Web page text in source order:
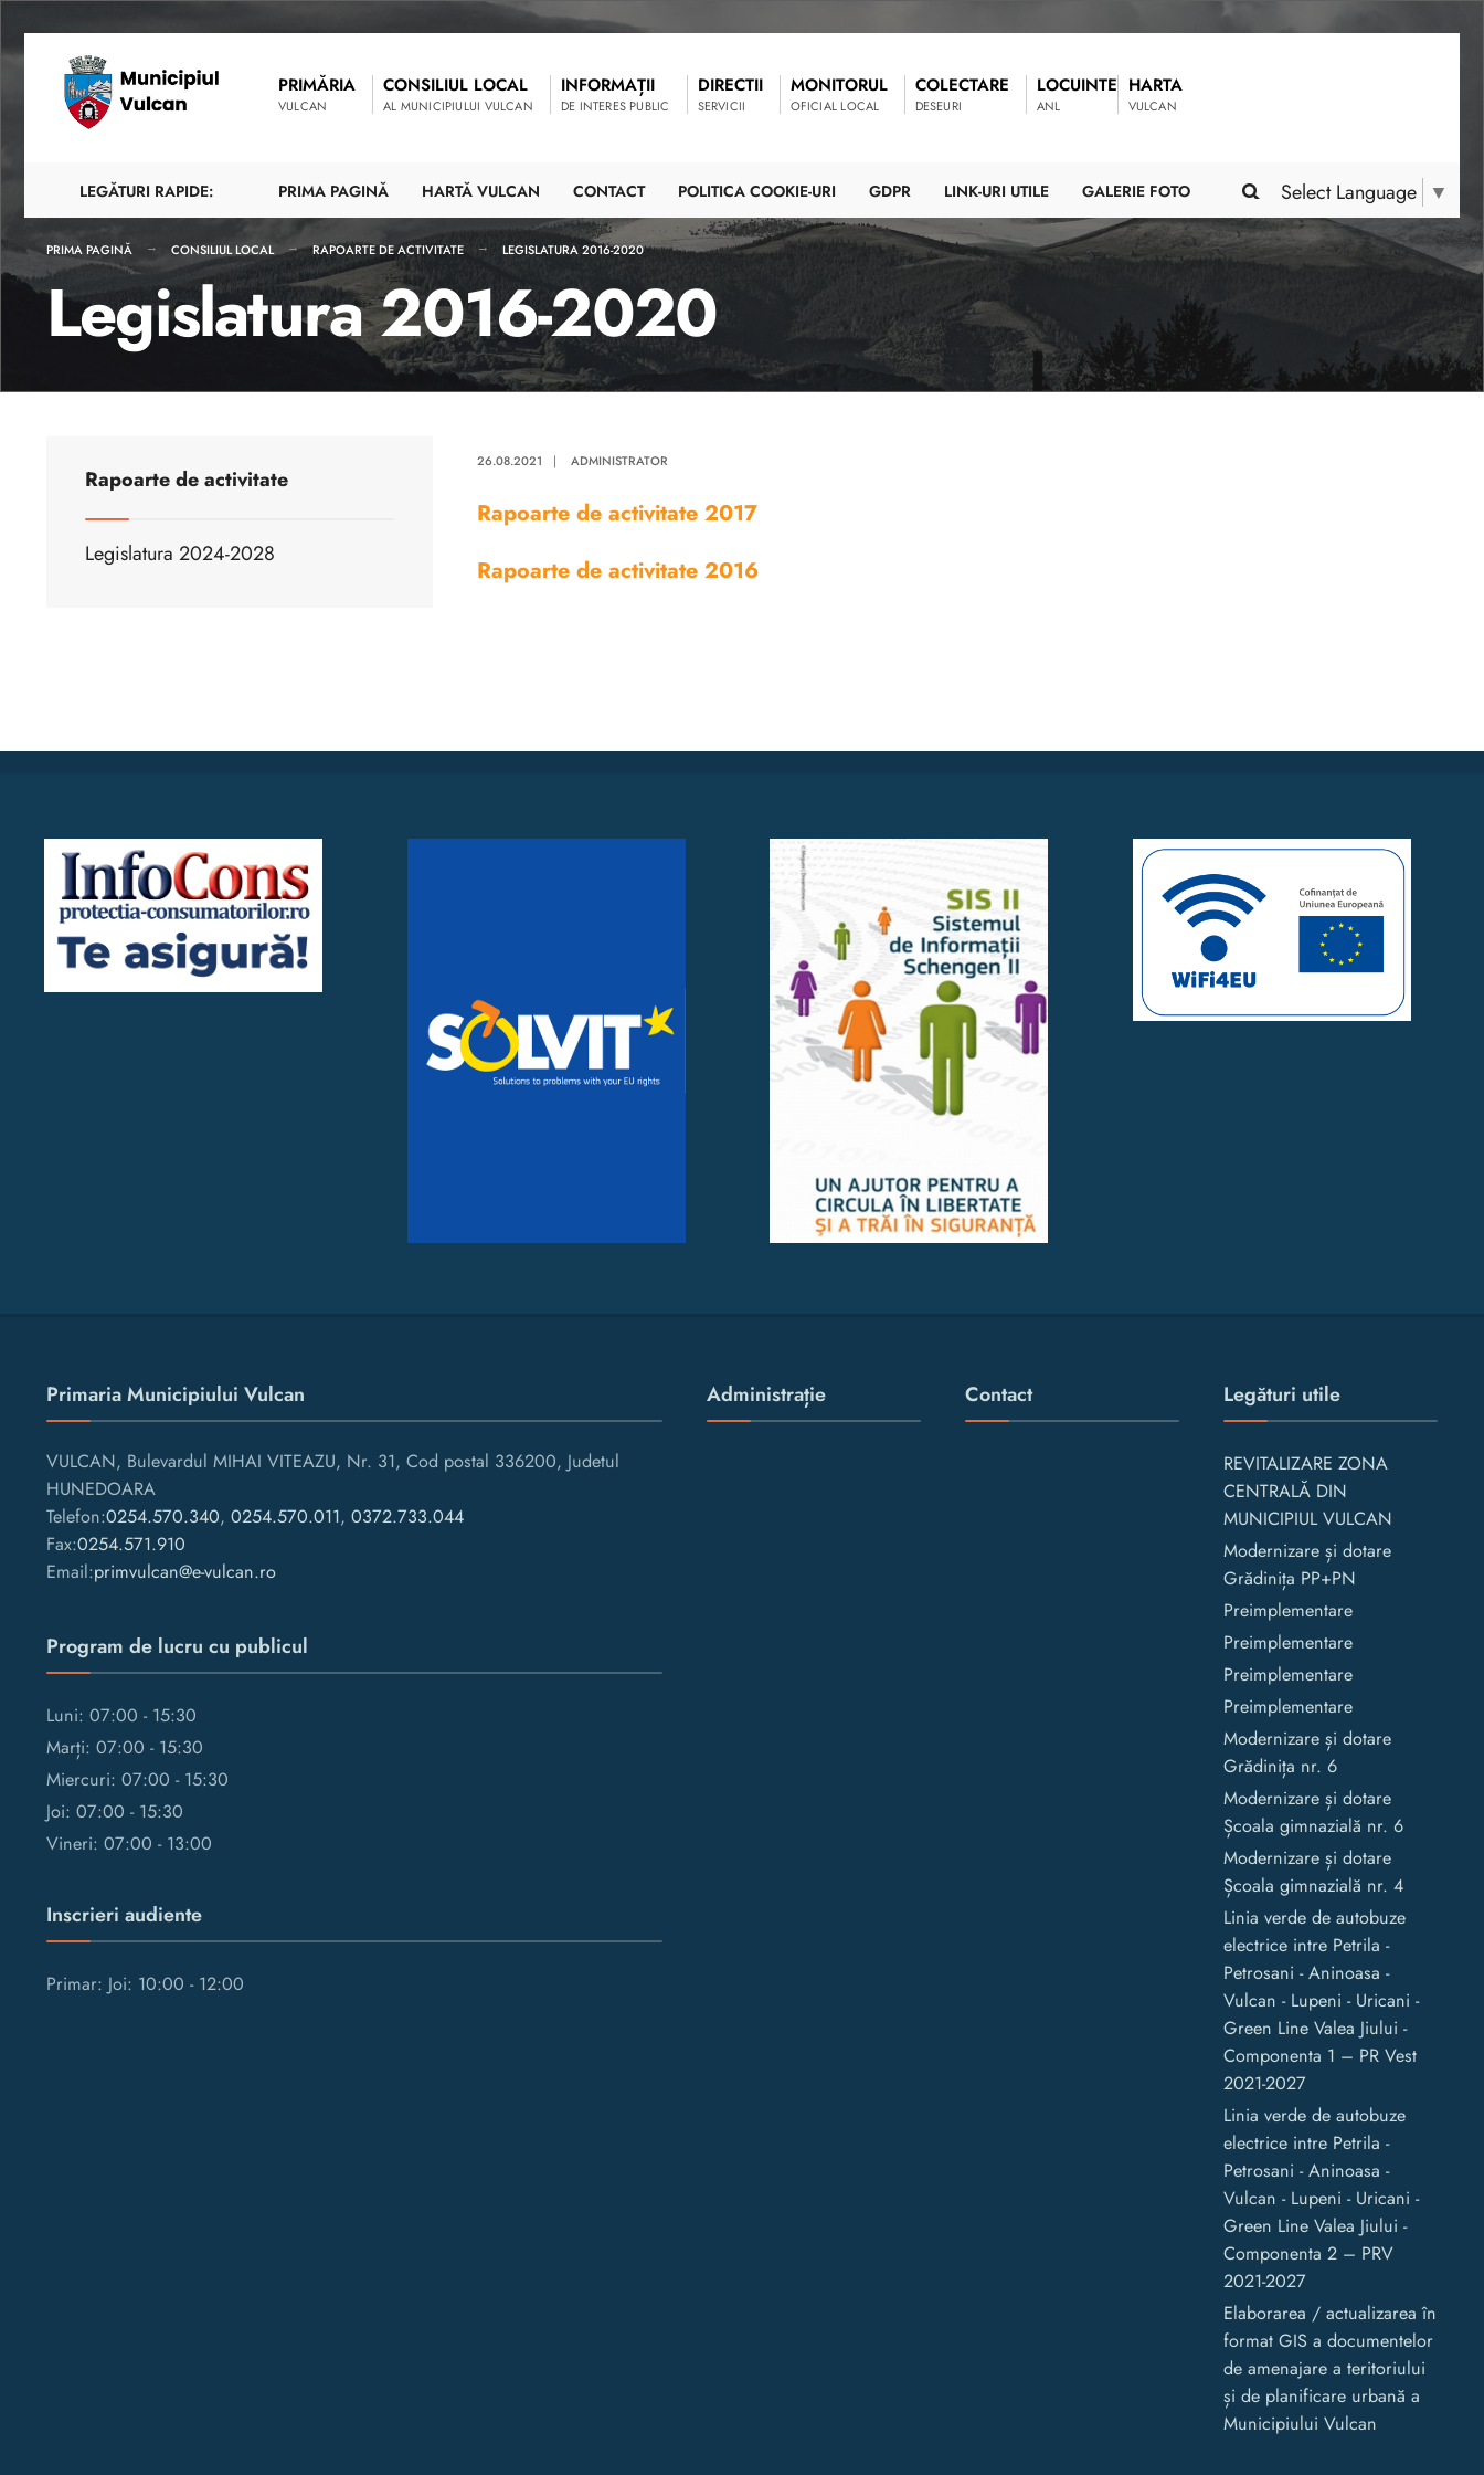
PRIMĂRIA
VULCAN
CONSILIUL LOCAL
AL MUNICIPIULUI VULCAN
INFORMAȚII
DE INTERES PUBLIC
DIRECTII
SERVICII
MONITORUL
OFICIAL LOCAL
COLECTARE
DESEURI
LOCUINTE
ANL
HARTA
VULCAN
Select Language ▼
LEGĂTURI RAPIDE: PRIMA PAGINĂ HARTĂ VULCAN CONTACT POLITICA COOKIE-URI GDPR LINK-URI UTILE GALERIE FOTO
PRIMA PAGINĂ CONSILIUL LOCAL RAPOARTE DE ACTIVITATE LEGISLATURA 2016-2020
Legislatura 2016-2020
26.08.2021 | ADMINISTRATOR
Rapoarte de activitate 2017
Rapoarte de activitate 2016
Rapoarte de activitate
Legislatura 2024-2028
Primaria Municipiului Vulcan
VULCAN, Bulevardul MIHAI VITEAZU, Nr. 31, Cod postal 336200, Judetul
HUNEDOARA
Telefon:0254.570.340, 0254.570.011, 0372.733.044
Fax:0254.571.910
Email:primvulcan@e-vulcan.ro
Program de lucru cu publicul
Luni: 07:00 - 15:30
Marți: 07:00 - 15:30
Miercuri: 07:00 - 15:30
Joi: 07:00 - 15:30
Vineri: 07:00 - 13:00
Inscrieri audiente
Primar: Joi: 10:00 - 12:00
Administrație Contact Legături utile
REVITALIZARE ZONA
CENTRALĂ DIN
MUNICIPIUL VULCAN
Modernizare și dotare
Grădinița PP+PN
Preimplementare
Preimplementare
Preimplementare
Preimplementare
Modernizare și dotare
Grădinița nr. 6
Modernizare și dotare
Școala gimnazială nr. 6
Modernizare și dotare
Școala gimnazială nr. 4
Linia verde de autobuze
electrice intre Petrila -
Petrosani - Aninoasa -
Vulcan - Lupeni - Uricani -
Green Line Valea Jiului -
Componenta 1 – PR Vest
2021-2027
Linia verde de autobuze
electrice intre Petrila -
Petrosani - Aninoasa -
Vulcan - Lupeni - Uricani -
Green Line Valea Jiului -
Componenta 2 – PRV
2021-2027
Elaborarea / actualizarea în
format GIS a documentelor
de amenajare a teritoriului
și de planificare urbană a
Municipiului Vulcan